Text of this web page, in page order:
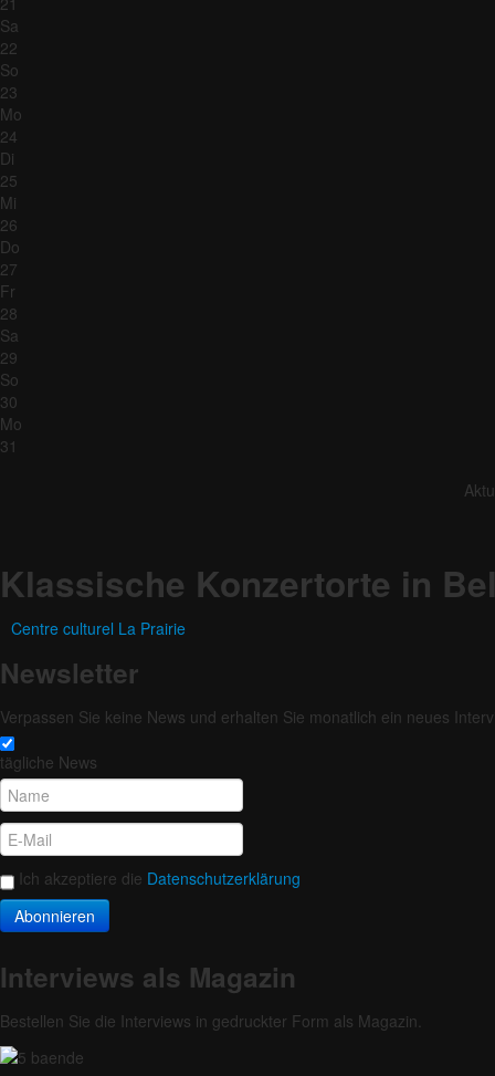
Sa
22
So
23
Mo
24
Di
25
Mi
26
Do
27
Fr
28
Sa
29
So
30
Mo
31
Klassische Konzertorte in
Centre culturel La Prairie
Newsletter
Verpassen Sie keine News und erhalten Sie monatlich ein neues
tägliche News
Ich akzeptiere die Datenschutzerklärung
Abonnieren
Interviews als Magazin
Bestellen Sie die Interviews in gedruckter Form als Magazin.